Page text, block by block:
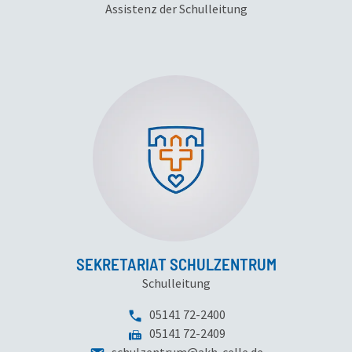
Assistenz der Schulleitung
SEKRETARIAT SCHULZENTRUM
Schulleitung
Telefonnummer:
05141 72-2400
Fax:
05141 72-2409